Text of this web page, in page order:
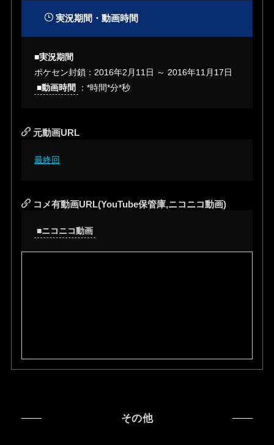
実況期間・動画時間
■実況期間
ポケセン封鎖：2016年2月11日 ～ 2016年11月17日
■動画時間
：*時間*分*秒
元動画URL
最終回
コメ有動画URL(YouTube保管庫,ニコニコ動画)
■ニコニコ動画
その他